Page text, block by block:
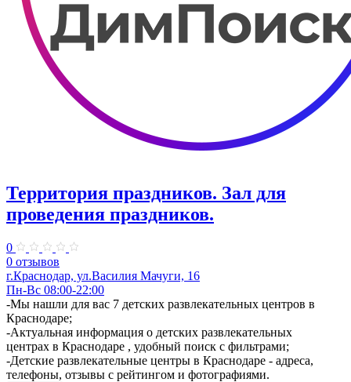
Территория праздников. Зал для
проведения праздников.
0
0 отзывов
г.Краснодар, ул.Василия Мачуги, 16
Пн-Вс 08:00-22:00
-Мы нашли для вас 7 детских развлекательных центров в
Краснодаре;
-Актуальная информация о детских развлекательных
центрах в Краснодаре , удобный поиск с фильтрами;
-Детские развлекательные центры в Краснодаре - адреса,
телефоны, отзывы с рейтингом и фотографиями.